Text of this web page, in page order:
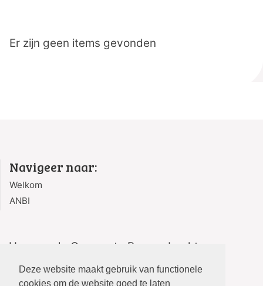
Deze website maakt gebruik van functionele
cookies om de website goed te laten
Er zijn geen items gevonden
Navigeer naar:
Welkom
ANBI
Hervormde Gemeente Bergambacht
Kerksingel 2
2861 AG Bergambacht